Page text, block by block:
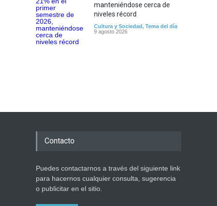
manteniéndose cerca de
niveles récord
Cultura y Sociedad, Tema del día
9 agosto 2026
Contacto
Puedes contactarnos a través del siguiente link
para hacernos cualquier consulta, sugerencia
o publicitar en el sitio.